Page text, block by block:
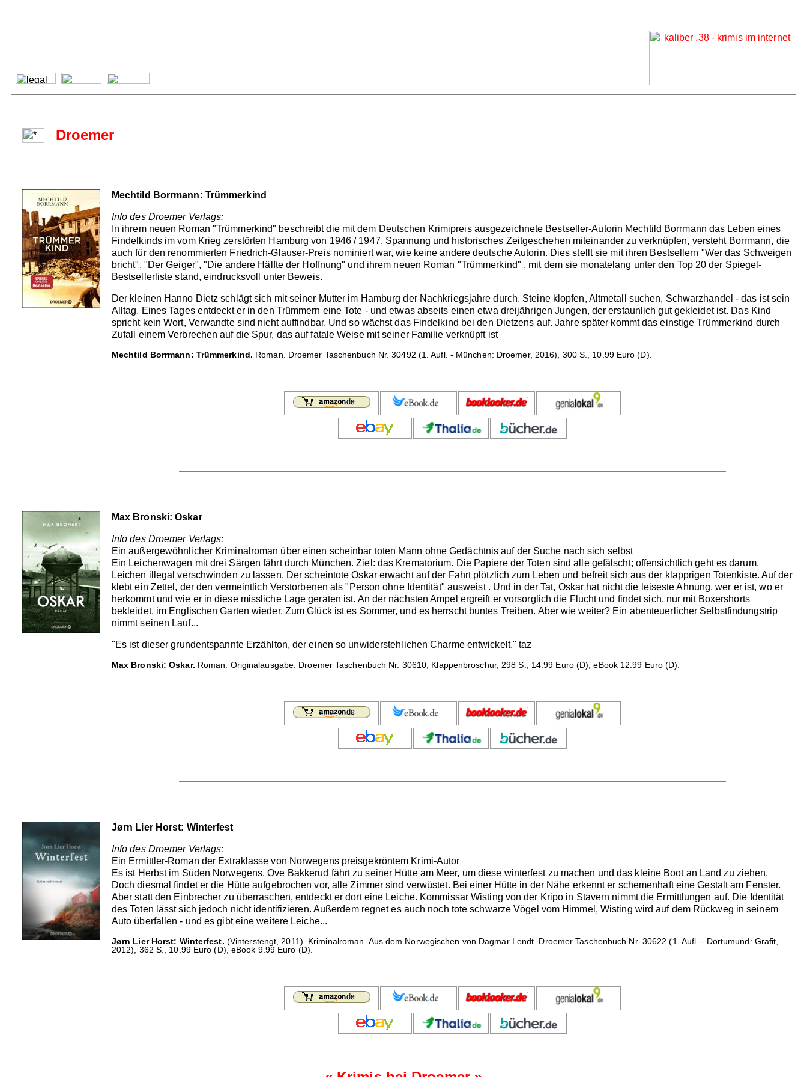
Droemer
Mechtild Borrmann: Trümmerkind
Info des Droemer Verlags:
In ihrem neuen Roman "Trümmerkind" beschreibt die mit dem Deutschen Krimipreis ausgezeichnete Bestseller-Autorin Mechtild Borrmann das Leben eines
Findelkinds im vom Krieg zerstörten Hamburg von 1946 / 1947. Spannung und historisches Zeitgeschehen miteinander zu verknüpfen, versteht Borrmann, die
auch für den renommierten Friedrich-Glauser-Preis nominiert war, wie keine andere deutsche Autorin. Dies stellt sie mit ihren Bestsellern "Wer das Schweigen
bricht", "Der Geiger", "Die andere Hälfte der Hoffnung" und ihrem neuen Roman "Trümmerkind" , mit dem sie monatelang unter den Top 20 der Spiegel-
Bestsellerliste stand, eindrucksvoll unter Beweis.
Der kleinen Hanno Dietz schlägt sich mit seiner Mutter im Hamburg der Nachkriegsjahre durch. Steine klopfen, Altmetall suchen, Schwarzhandel - das ist sein
Alltag. Eines Tages entdeckt er in den Trümmern eine Tote - und etwas abseits einen etwa dreijährigen Jungen, der erstaunlich gut gekleidet ist. Das Kind
spricht kein Wort, Verwandte sind nicht auffindbar. Und so wächst das Findelkind bei den Dietzens auf. Jahre später kommt das einstige Trümmerkind durch
Zufall einem Verbrechen auf die Spur, das auf fatale Weise mit seiner Familie verknüpft ist
Mechtild Borrmann: Trümmerkind. Roman. Droemer Taschenbuch Nr. 30492 (1. Aufl. - München: Droemer, 2016), 300 S., 10.99 Euro (D).
Max Bronski: Oskar
Info des Droemer Verlags:
Ein außergewöhnlicher Kriminalroman über einen scheinbar toten Mann ohne Gedächtnis auf der Suche nach sich selbst
Ein Leichenwagen mit drei Särgen fährt durch München. Ziel: das Krematorium. Die Papiere der Toten sind alle gefälscht; offensichtlich geht es darum,
Leichen illegal verschwinden zu lassen. Der scheintote Oskar erwacht auf der Fahrt plötzlich zum Leben und befreit sich aus der klapprigen Totenkiste. Auf der
klebt ein Zettel, der den vermeintlich Verstorbenen als "Person ohne Identität" ausweist . Und in der Tat, Oskar hat nicht die leiseste Ahnung, wer er ist, wo er
herkommt und wie er in diese missliche Lage geraten ist. An der nächsten Ampel ergreift er vorsorglich die Flucht und findet sich, nur mit Boxershorts
bekleidet, im Englischen Garten wieder. Zum Glück ist es Sommer, und es herrscht buntes Treiben. Aber wie weiter? Ein abenteuerlicher Selbstfindungstrip
nimmt seinen Lauf...
"Es ist dieser grundentspannte Erzählton, der einen so unwiderstehlichen Charme entwickelt." taz
Max Bronski: Oskar. Roman. Originalausgabe. Droemer Taschenbuch Nr. 30610, Klappenbroschur, 298 S., 14.99 Euro (D), eBook 12.99 Euro (D).
Jørn Lier Horst: Winterfest
Info des Droemer Verlags:
Ein Ermittler-Roman der Extraklasse von Norwegens preisgekröntem Krimi-Autor
Es ist Herbst im Süden Norwegens. Ove Bakkerud fährt zu seiner Hütte am Meer, um diese winterfest zu machen und das kleine Boot an Land zu ziehen.
Doch diesmal findet er die Hütte aufgebrochen vor, alle Zimmer sind verwüstet. Bei einer Hütte in der Nähe erkennt er schemenhaft eine Gestalt am Fenster.
Aber statt den Einbrecher zu überraschen, entdeckt er dort eine Leiche. Kommissar Wisting von der Kripo in Stavern nimmt die Ermittlungen auf. Die Identität
des Toten lässt sich jedoch nicht identifizieren. Außerdem regnet es auch noch tote schwarze Vögel vom Himmel, Wisting wird auf dem Rückweg in seinem
Auto überfallen - und es gibt eine weitere Leiche...
Jørn Lier Horst: Winterfest. (Vinterstengt, 2011). Kriminalroman. Aus dem Norwegischen von Dagmar Lendt. Droemer Taschenbuch Nr. 30622 (1. Aufl. - Dortumund: Grafit,
2012), 362 S., 10.99 Euro (D), eBook 9.99 Euro (D).